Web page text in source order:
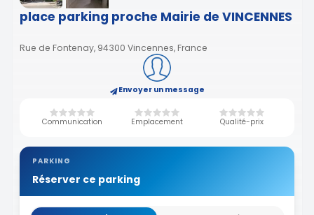
place parking proche Mairie de VINCENNES
Rue de Fontenay, 94300 Vincennes, France
Envoyer un message
Communication Emplacement Qualité-prix
PARKING
Réserver ce parking